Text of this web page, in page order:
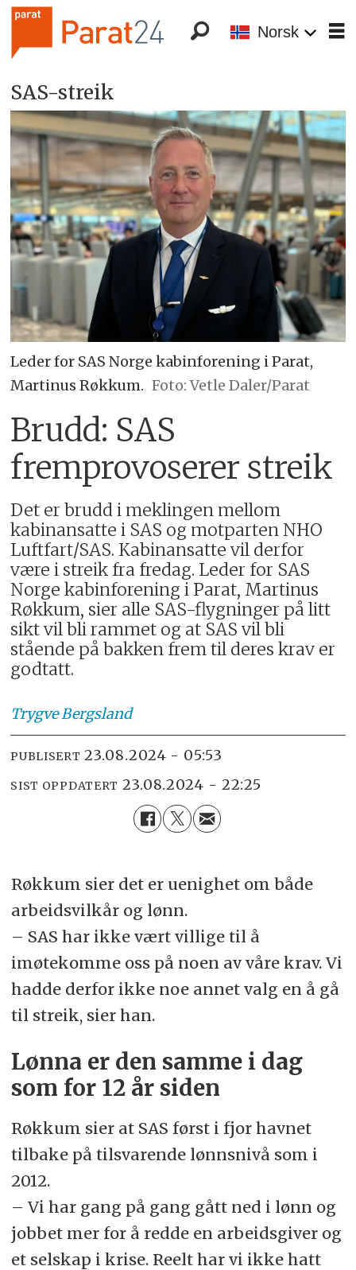
Norsk
SAS-streik
Leder for SAS Norge kabinforening i Parat,
Martinus Røkkum. Foto: Vetle Daler/Parat
Brudd: SAS
fremprovoserer streik
Det er brudd i meklingen mellom
kabinansatte i SAS og motparten NHO
Luftfart/SAS. Kabinansatte vil derfor
være i streik fra fredag. Leder for SAS
Norge kabinforening i Parat, Martinus
Røkkum, sier alle SAS-flygninger på litt
sikt vil bli rammet og at SAS vil bli
stående på bakken frem til deres krav er
godtatt.
TrygveBergsland
PUBLISERT 23.08.2024 - 05:53
SIST OPPDATERT 23.08.2024 - 22:25
Røkkum sier det er uenighet om både
arbeidsvilkår og lønn.
– SAS har ikke vært villige til å
imøtekomme oss på noen av våre krav. Vi
hadde derfor ikke noe annet valg en å gå
til streik, sier han.
Lønna er den samme i dag
som for 12 år siden
Røkkum sier at SAS først i fjor havnet
tilbake på tilsvarende lønnsnivå som i
2012.
– Vi har gang på gang gått ned i lønn og
jobbet mer for å redde en arbeidsgiver og
et selskap i krise. Reelt har vi ikke hatt